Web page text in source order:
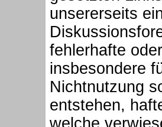
unsererseits
fehlerhafte
insbesondere
Nichtnutzung
entstehen,
welche